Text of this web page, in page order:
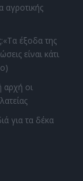
αγροτικής
έξοδα της
είναι κάτι
αρχή οι
για τα δέκα